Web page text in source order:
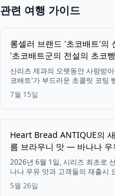
🎆 마츠리
축제
티켓 보기
관련 여행 가이드
롱셀러 브랜드 '초코배트'의
'초코배트군의 전설의 초코
산리츠 제과의 오랫동안 사랑받
코배트'가 부드러운 초콜릿 코팅
생합니다. '초코배트군의 전설의
2026년 6월부터 전국 세븐일레븐
7월 15일
Heart Bread ANTIQUE의
름 브라우니 맛 — 바나나 우
바닐라 2026년 6월 출시
2026년 6월 1일, 시리즈 최초로
나나 우유 맛과 고객들의 재출시
던 솔트 바닐라 맛 등 두 가지 한정
라우니가 '세상에서 가장 맛있는
5월 26일